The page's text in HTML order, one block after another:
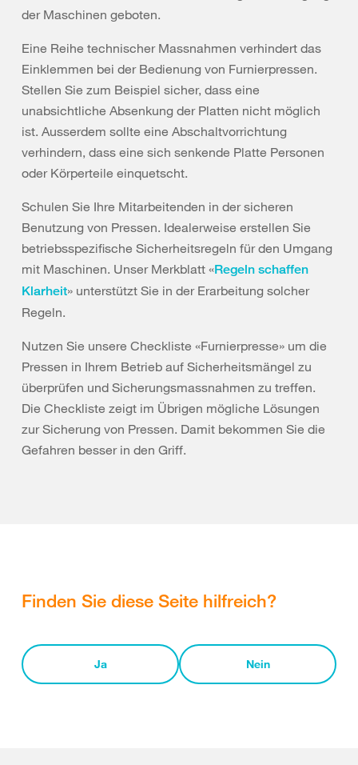
der Maschinen geboten.
Eine Reihe technischer Massnahmen verhindert das
Einklemmen bei der Bedienung von Furnierpressen.
Stellen Sie zum Beispiel sicher, dass eine
unabsichtliche Absenkung der Platten nicht möglich
ist. Ausserdem sollte eine Abschaltvorrichtung
verhindern, dass eine sich senkende Platte Personen
oder Körperteile einquetscht.
Schulen Sie Ihre Mitarbeitenden in der sicheren
Benutzung von Pressen. Idealerweise erstellen Sie
betriebsspezifische Sicherheitsregeln für den Umgang
mit Maschinen. Unser Merkblatt «Regeln schaffen
Klarheit» unterstützt Sie in der Erarbeitung solcher
Regeln.
Nutzen Sie unsere Checkliste «Furnierpresse» um die
Pressen in Ihrem Betrieb auf Sicherheitsmängel zu
überprüfen und Sicherungsmassnahmen zu treffen.
Die Checkliste zeigt im Übrigen mögliche Lösungen
zur Sicherung von Pressen. Damit bekommen Sie die
Gefahren besser in den Griff.
Finden Sie diese Seite hilfreich?
Ja Nein